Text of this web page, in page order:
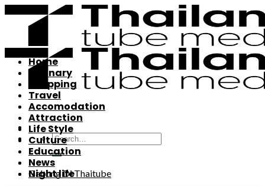
Gabung Di Thaitube
Home
Culinary
Shopping
Travel
Accomodation
Attraction
Life Style
Culture
Education
News
Night life